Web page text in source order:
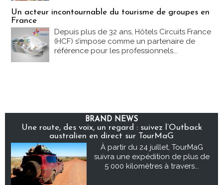
Un acteur incontournable du tourisme de groupes en
France
Depuis plus de 32 ans, Hôtels Circuits France
(HCF) s’impose comme un partenaire de
référence pour les professionnels...
BRAND NEWS
Une route, des voix, un regard : suivez l’Outback
australien en direct sur TourMaG
À partir du 24 juillet, TourMaG
suivra une expédition de plus de
5 000 kilomètres à travers...